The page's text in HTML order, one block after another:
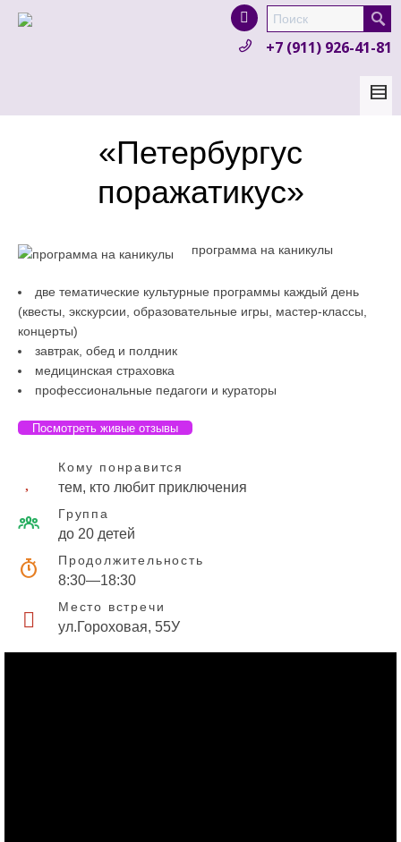
product in a size size .
colour items.
+7 (911) 926-41-81
«Петербургус
поражатикус»
программа на каникулы
две тематические культурные программы каждый день
(квесты, экскурсии, образовательные игры, мастер-классы,
концерты)
завтрак, обед и полдник
медицинская страховка
профессиональные педагоги и кураторы
Посмотреть живые отзывы
Кому понравится
тем, кто любит приключения
Группа
до 20 детей
Продолжительность
8:30—18:30
Место встречи
ул.Гороховая, 55У